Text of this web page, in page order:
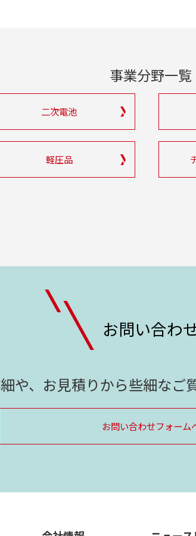
事業分野一覧
二次電池
軽圧品
お問い合わ
や、お見積りから些細なご
お問い合わせフォーム